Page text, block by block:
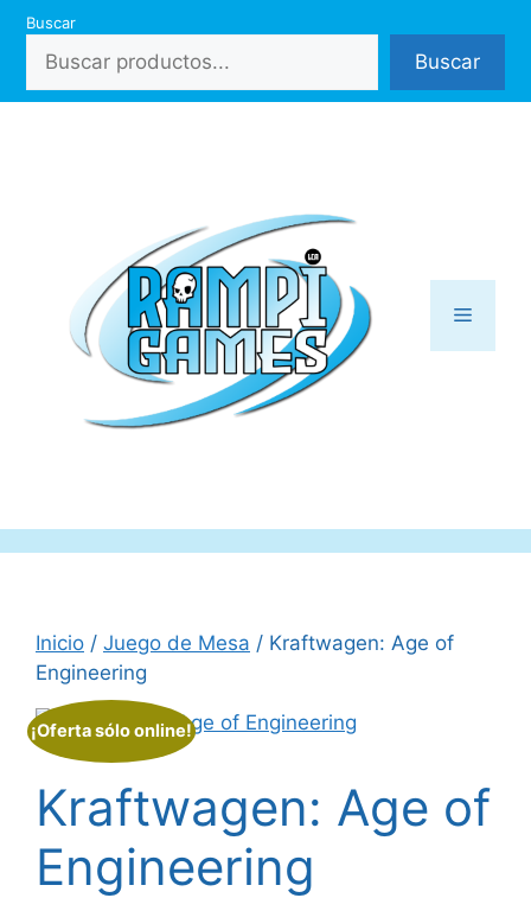
Saltar
contenido
Buscar
Buscar
Menú
Inicio / Juego de Mesa / Kraftwagen: Age of
Engineering
¡Oferta sólo online!
Kraftwagen: Age of
Engineering